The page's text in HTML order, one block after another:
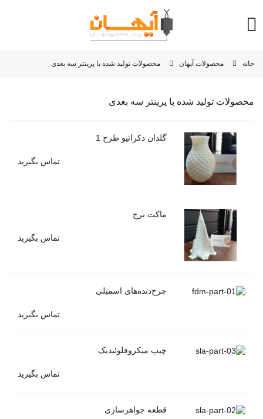
خانه محصولات آیهان محصولات تولید شده با پرینتر سه بعدی
محصولات تولید شده با پرینتر سه بعدی
گلدان دکراتیو طرح 1
تماس بگیرید
ماکت برج
تماس بگیرید
چرخ‌دنده‌های اسمبلی
تماس بگیرید
چیپ میکروفلوئیدیک
تماس بگیرید
قطعه جواهرسازی